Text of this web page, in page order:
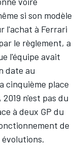
si son modèle
l'achat à Ferrari
le règlement, a
l'équipe avait
date au
cinquième place
n'est pas du
à deux GP du
de
évolutions.